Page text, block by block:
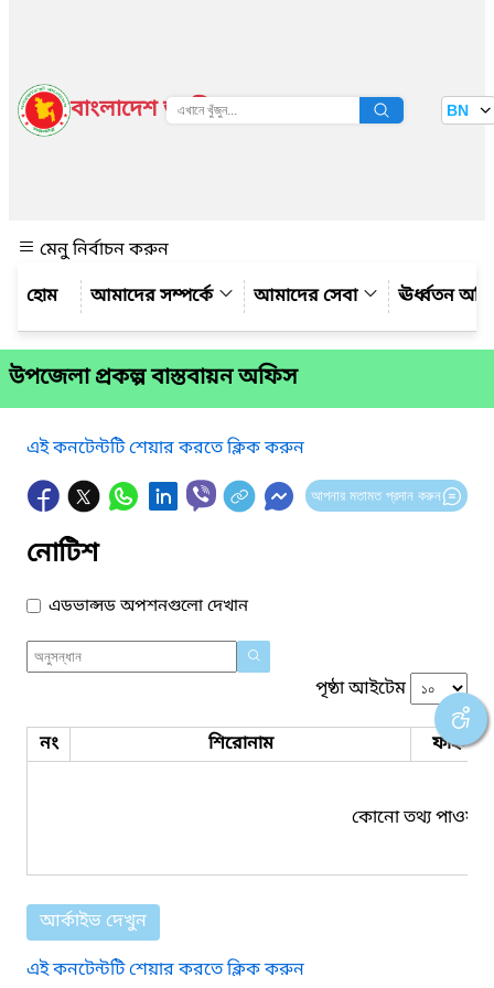
বাংলাদেশ জাতীয় তথ্য বাতায়ন BN
মেনু নির্বাচন করুন
আমাদের সম্পর্কে
আমাদের সেবা ঊর্ধ্বতন
উপজেলা প্রকল্প বাস্তবায়ন অফিস
এই কনটেন্টটি শেয়ার করতে ক্লিক করুন
আপনার মতামত প্রদান করুন
নোটিশ
এডভান্সড অপশনগুলো দেখান
পৃষ্ঠা আইটেম
নং শিরোনাম ফাইল
কোনো তথ্য পাওয়া
আর্কাইভ দেখুন
এই কনটেন্টটি শেয়ার করতে ক্লিক করুন